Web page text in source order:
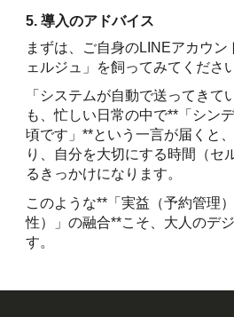
5. 導入のアドバイス
まずは、ご自身のLINEアカウン
ェルジュ」を飼ってみてくださ
「システムが自動で送ってきて
も、忙しい日常の中で**「シン
頃です」**という一言が届くと
り、自分を大切にする時間（セ
るきっかけになります。
このような**「実益（予約管理
性）」の融合**こそ、大人のデ
す。